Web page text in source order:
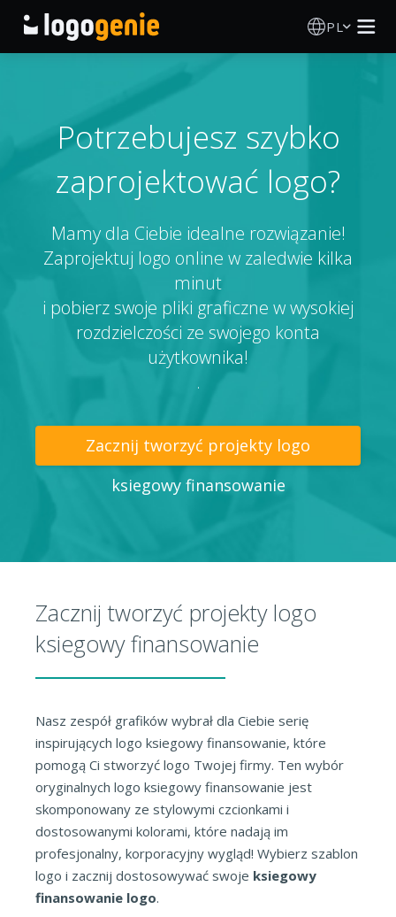
PL
Generator logo AI
Pomysły na logo
Produkty drukowane
O nas
Blog
ZALOGUJ SIĘ
Potrzebujesz szybko
zaprojektować logo?
Mamy dla Ciebie idealne rozwiązanie!
Zaprojektuj logo online w zaledwie kilka
minut
i pobierz swoje pliki graficzne w wysokiej
rozdzielczości ze swojego konta
użytkownika!
.
Zacznij tworzyć projekty logo
ksiegowy finansowanie
Zacznij tworzyć projekty logo
ksiegowy finansowanie
Nasz zespół grafików wybrał dla Ciebie serię
inspirujących logo ksiegowy finansowanie, które
pomogą Ci stworzyć logo Twojej firmy. Ten wybór
oryginalnych logo ksiegowy finansowanie jest
skomponowany ze stylowymi czcionkami i
dostosowanymi kolorami, które nadają im
profesjonalny, korporacyjny wygląd! Wybierz szablon
logo i zacznij dostosowywać swoje ksiegowy
finansowanie logo.